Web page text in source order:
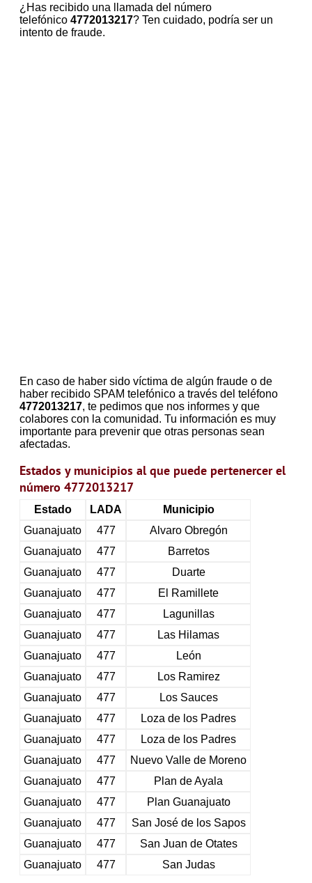
¿Has recibido una llamada del número
telefónico 4772013217? Ten cuidado, podría ser un
intento de fraude.
En caso de haber sido víctima de algún fraude o de
haber recibido SPAM telefónico a través del teléfono
4772013217, te pedimos que nos informes y que
colabores con la comunidad. Tu información es muy
importante para prevenir que otras personas sean
afectadas.
Estados y municipios al que puede pertenercer el
número 4772013217
Estado LADA
Municipio
Guanajuato
477
Alvaro Obregón
Guanajuato
477
Barretos
Guanajuato
477
Duarte
Guanajuato
477
El Ramillete
Guanajuato
477
Lagunillas
Guanajuato
477
Las Hilamas
Guanajuato
477
León
Guanajuato
477
Los Ramirez
Guanajuato
477
Los Sauces
Guanajuato
477
Loza de los Padres
Guanajuato
477
Loza de los Padres
Guanajuato
477
Nuevo Valle de Moreno
Guanajuato
477
Plan de Ayala
Guanajuato
477
Plan Guanajuato
Guanajuato
477
San José de los Sapos
Guanajuato
477
San Juan de Otates
Guanajuato
477 San Judas